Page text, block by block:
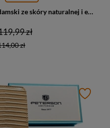
Beżowy portfel damski ze skóry naturalnej i ekologicznej w pleciony wzór - Peterson
zł
zł